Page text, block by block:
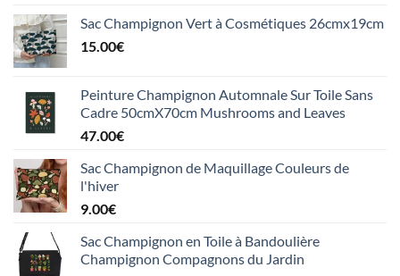
Sac Champignon Vert à Cosmétiques 26cmx19cm
15.00€
Peinture Champignon Automnale Sur Toile Sans
Cadre 50cmX70cm Mushrooms and Leaves
47.00€
Sac Champignon de Maquillage Couleurs de
l'hiver
9.00€
Sac Champignon en Toile à Bandoulière
Champignon Compagnons du Jardin